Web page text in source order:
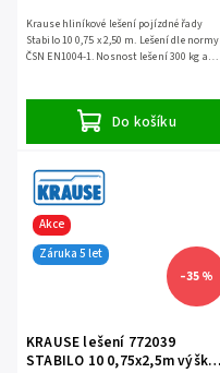
Do košíku
Krause hliníkové lešení pojízdné řady
Stabilo 10 0,75 x 2,50 m. Lešení dle normy
ČSN EN1004-1. Nosnost lešení 300 kg a
Akce
Záruka 5 let
–35 %
KRAUSE lešení 772039
STABILO 10 0,75x2,5m výška